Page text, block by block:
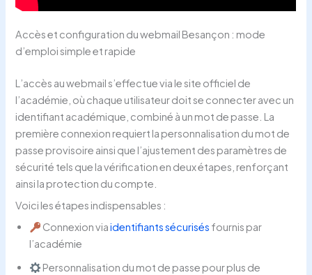
Accès et configuration du webmail Besançon : mode
d’emploi simple et rapide
L’accès au webmail s’effectue via le site officiel de
l’académie, où chaque utilisateur doit se connecter avec un
identifiant académique, combiné à un mot de passe. La
première connexion requiert la personnalisation du mot de
passe provisoire ainsi que l’ajustement des paramètres de
sécurité tels que la vérification en deux étapes, renforçant
ainsi la protection du compte.
Voici les étapes indispensables :
Connexion viaidentifiants sécurisés fournis par
l’académie
Personnalisation du mot de passe pour plus de